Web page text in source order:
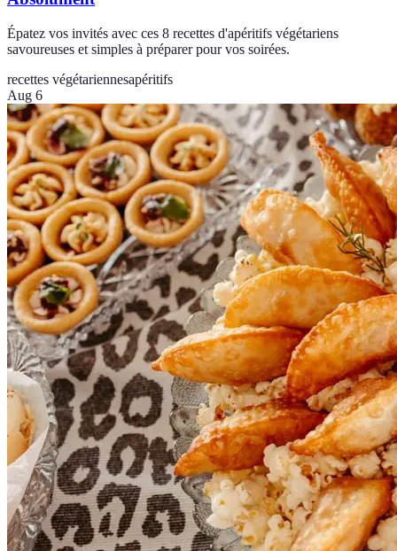
Épatez vos invités avec ces 8 recettes d'apéritifs végétariens
savoureuses et simples à préparer pour vos soirées.
recettes végétariennesapéritifs
Aug 6